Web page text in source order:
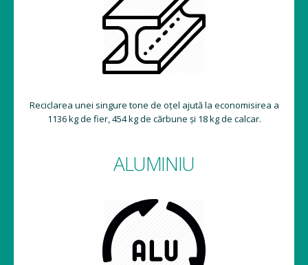
Reciclarea unei singure tone de oțel ajută la economisirea a
1136 kg de fier, 454 kg de cărbune și 18 kg de calcar.
ALUMINIU